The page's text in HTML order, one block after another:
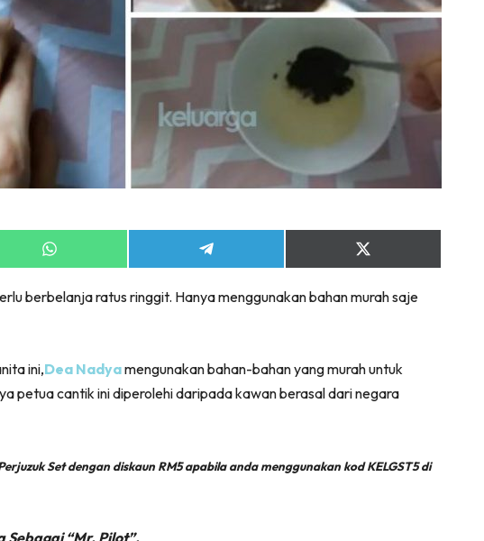
Share
on
Share
on
Share
on
(Twitter)
berbelanja ratus ringgit. Hanya menggunakan bahan murah saje
ini,Dea Nadyamengunakan bahan-bahan yang murah untuk
petua cantik ini diperolehi daripada kawan berasal dari negara
Set dengan diskaun RM5 apabila anda menggunakan kod KELGST5 di